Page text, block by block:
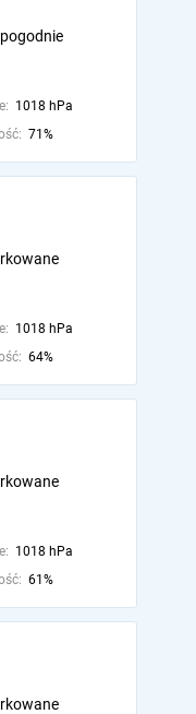
1018 hPa
71%
1018 hPa
64%
1018 hPa
61%